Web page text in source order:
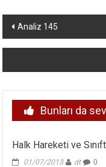
Yazı
dolaşımı
Analiz 145
Bunları da
Halk Hareketi ve
01/07/2013 dt 0